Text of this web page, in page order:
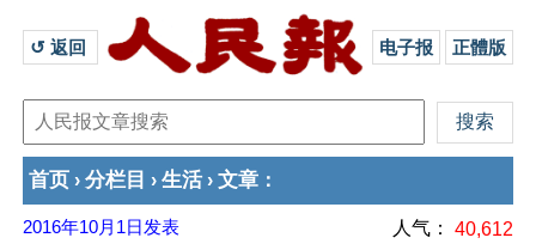
↺ 返回 电子报 正體版
首页 › 分栏目 › 生活 › 文章 ：
2016年10月1日 发表 人气： 40,612